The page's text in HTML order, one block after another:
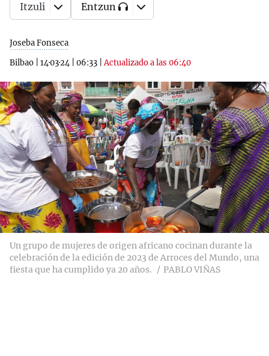
Joseba Fonseca
Bilbao
14·03·24 06:33 |Actualizado a las 06:40
Itzuli Entzun
Un grupo de mujeres de origen africano cocinan durante la
celebración de la edición de 2023 de Arroces del Mundo, una
fiesta que ha cumplido ya 20 años.
PABLO VIÑAS